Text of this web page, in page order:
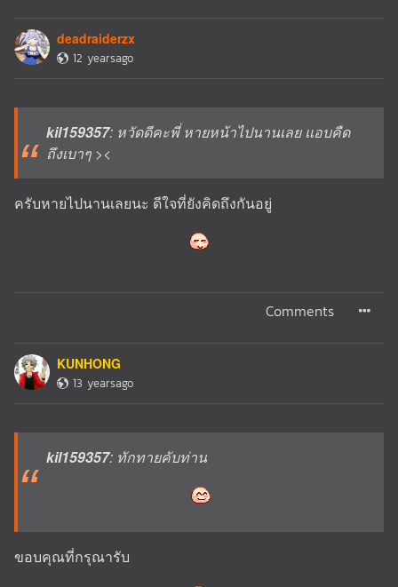
deadraiderzx
12 yearsago
kil159357: หวัดดีคะพี่ หายหน้าไปนานเลย แอบคืด
ถึงเบาๆ ><
ครับหายไปนานเลยนะ ดีใจที่ยังคิดถึงกันอยู่
Comments
KUNHONG
13 yearsago
kil159357: ทักทายคับท่าน
ขอบคุณที่กรุณารับ